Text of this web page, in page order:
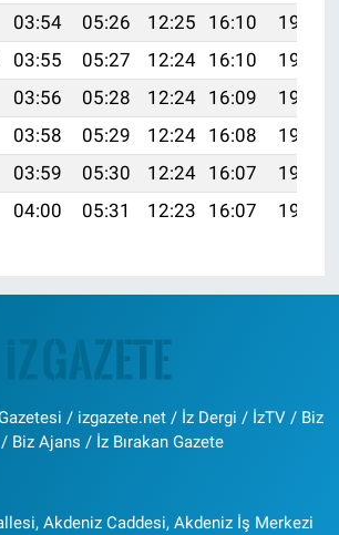
03:54 05:26 12:25 16:10
19:13
03:55 05:27 12:24 16:10
19:12
03:56 05:28 12:24 16:09
19:11
03:58 05:29 12:24 16:08
19:09
03:59 05:30 12:24 16:07
19:08
04:00 05:31 12:23 16:07 19:06
/ izgazete.net / İz Dergi / İzTV / Biz
Biz Ajans / İz Bırakan Gazete
Akdeniz Caddesi, Akdeniz İş Merkezi